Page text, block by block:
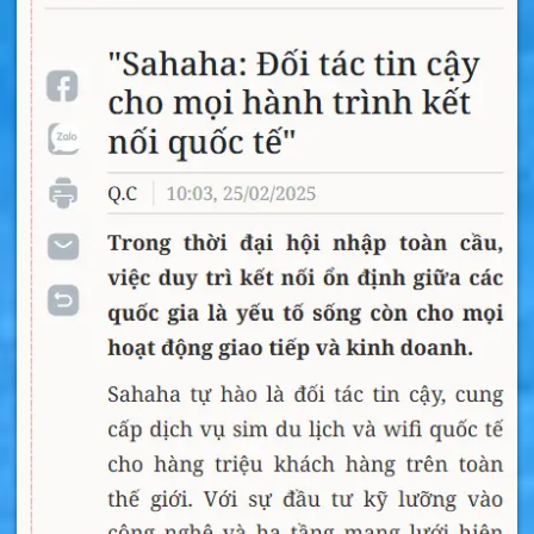
Bạn còn đi nhiều nước nữa hãy tham
khảo gói sim khác tại: mua sim nước